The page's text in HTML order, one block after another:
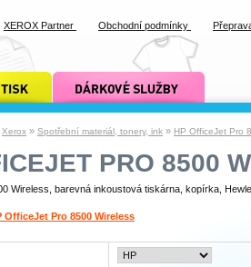
Xerox » Spotřební materiál, tonery, ink » HP OfficeJet Pro
PRO 8500
Wireless, barevná inkoustová tiskárna, kopírka,
OfficeJet Pro 8500 Wireless
dárkové služby xcopy
XEROX Partner Obchodní podmínky